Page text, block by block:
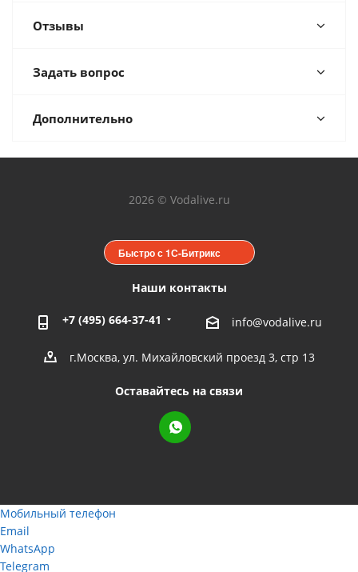
Отзывы
Задать вопрос
Дополнительно
2026 © Vodalive.ru
Быстро с 1С-Битрикс
Наши контакты
+7 (495) 664-37-41 info@vodalive.ru
г.Москва, ул. Михайловский проезд 3, стр 13
Оставайтесь на связи
Мобильный телефон
Email
WhatsApp
Telegram